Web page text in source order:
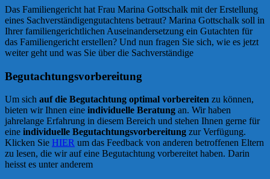
Das Familiengericht hat Frau Marina Gottschalk mit der Erstellung
eines Sachverständigengutachtens betraut? Marina Gottschalk soll in
Ihrer familiengerichtlichen Auseinandersetzung ein Gutachten für
das Familiengericht erstellen? Und nun fragen Sie sich, wie es jetzt
weiter geht und was Sie über die Sachverständige
Begutachtungsvorbereitung
Um sich auf die Begutachtung optimal vorbereiten zu können,
bieten wir Ihnen eine individuelle Beratung an. Wir haben
jahrelange Erfahrung in diesem Bereich und stehen Ihnen gerne für
eine individuelle Begutachtungsvorbereitung zur Verfügung.
Klicken Sie HIER um das Feedback von anderen betroffenen Eltern
zu lesen, die wir auf eine Begutachtung vorbereitet haben. Darin
heisst es unter anderem